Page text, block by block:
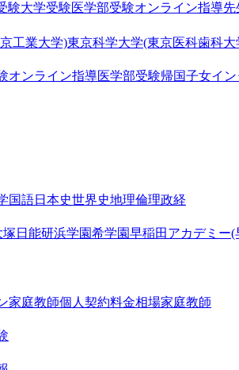
験大学受験医学部受験オンライン指導先
工業大学)東京科学大学(東京医科歯科大
オンライン指導医学部受験帰国子女イ
国語日本史世界史地理倫理政経
塚 日能研浜学園希学園早稲田アカデミー(
家庭教師個人契約料金相場家庭教師